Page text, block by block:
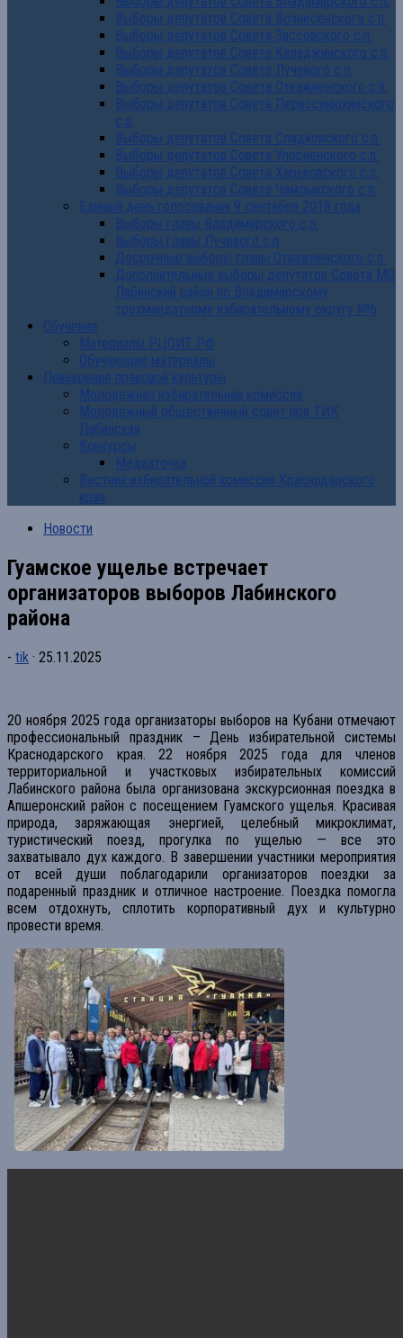
Выборы депутатов Совета Вознесенского с.п.
Выборы депутатов Совета Зассовского с.п.
Выборы депутатов Совета Каладжинского с.п.
Выборы депутатов Совета Лучевого с.п.
Выборы депутатов Совета Отважненского с.п.
Выборы депутатов Совета Первосинюхинского
с.п.
Выборы депутатов Совета Сладковского с.п.
Выборы депутатов Совета Упорненского с.п.
Выборы депутатов Совета Харьковского с.п.
Выборы депутатов Совета Чамлыкского с.п.
Единый день голосования 9 сентября 2018 года
Выборы главы Владимирского с.п.
Выборы главы Лучевого с.п.
Досрочные выборы главы Отважненского с.п.
Дополнительные выборы депутатов Совета МО
Лабинский район по Владимирскому
трехмандатному избирательному округу №6
Обучение
Материалы РЦОИТ РФ
Обучающие материалы
Повышение правовой культуры
Молодежная избирательная комиссия
Молодежный общественный совет при ТИК
Лабинская
Конкурсы
Медиаточка
Вестник избирательной комиссии Краснодарского
края
Новости
Гуамское ущелье встречает
организаторов выборов Лабинского
района
- tik · 25.11.2025
20 ноября 2025 года организаторы выборов на Кубани отмечают
профессиональный праздник – День избирательной системы
Краснодарского края. 22 ноября 2025 года для членов
территориальной и участковых избирательных комиссий
Лабинского района была организована экскурсионная поездка в
Апшеронский район с посещением Гуамского ущелья. Красивая
природа, заряжающая энергией, целебный микроклимат,
туристический поезд, прогулка по ущелью — все это
захватывало дух каждого. В завершении участники мероприятия
от всей души поблагодарили организаторов поездки за
подаренный праздник и отличное настроение. Поездка помогла
всем отдохнуть, сплотить корпоративный дух и культурно
провести время.